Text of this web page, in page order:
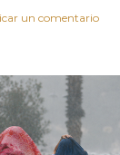
un comentario